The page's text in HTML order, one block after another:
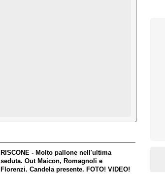
RISCONE - Molto pallone nell'ultima
seduta. Out Maicon, Romagnoli e
Florenzi. Candela presente. FOTO! VIDEO!